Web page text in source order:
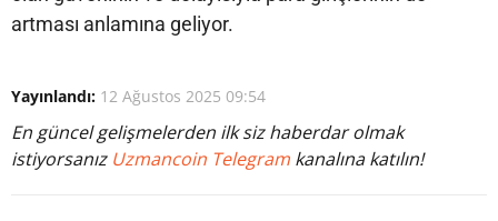
artması anlamına geliyor.
Yayınlandı: 12 Ağustos 2025 09:54
En güncel gelişmelerden ilk siz haberdar olmak
istiyorsanız Uzmancoin Telegram kanalına katılın!